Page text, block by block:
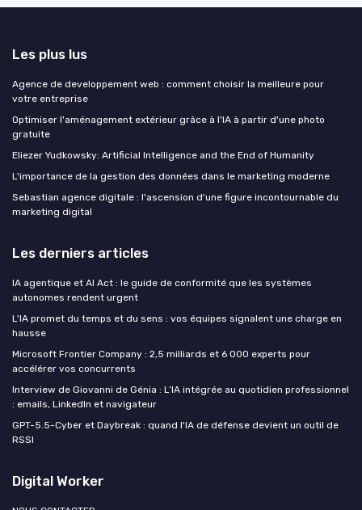
Les plus lus
Agence de developpement web : comment choisir la meilleure pour
votre entreprise
Optimiser l'aménagement extérieur grâce à l'IA à partir d'une photo
gratuite
Eliezer Yudkowsky: Artificial Intelligence and the End of Humanity
L'importance de la gestion des données dans le marketing moderne
Sebastian agence digitale : l'ascension d'une figure incontournable du
marketing digital
Les derniers articles
IA agentique et AI Act : le guide de conformité que les systèmes
autonomes rendent urgent
L'IA promet du temps et du sens : vos équipes signalent une charge en
hausse
Microsoft Frontier Company : 2,5 milliards et 6 000 experts pour
accélérer vos concurrents
Interview de Giovanni de Génia : L’IA intégrée au quotidien professionnel
: emails, LinkedIn et navigateur
GPT-5.5-Cyber et Daybreak : quand l'IA de défense devient un outil de
RSSI
Digital Worker